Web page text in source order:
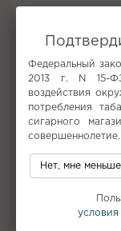
Не
Федеральный
2013 г. N 15-
воздействия
потребления
сигарного
совершеннолетие.
Нет, мне меньше
условия